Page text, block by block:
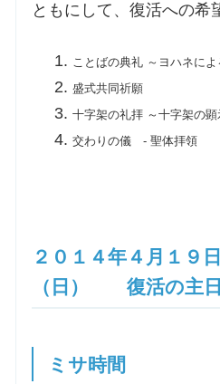
ともにして、復活への希
ことばの典礼 ～ヨハネに
盛式共同祈願
十字架の礼拝 ～十字架の
交わりの儀 - 聖体拝領
２０１４年４月１９
（日） 復活の主日
ミサ時間